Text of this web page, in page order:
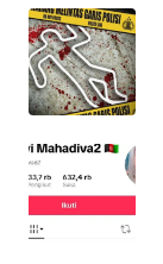
KONSUMEN
LISTRIK
KELISTRIKAN
WALINKI